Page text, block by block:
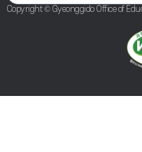
Copyright © Gyeonggido Office of